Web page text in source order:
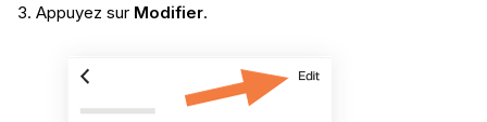
Appuyez sur Modifier.